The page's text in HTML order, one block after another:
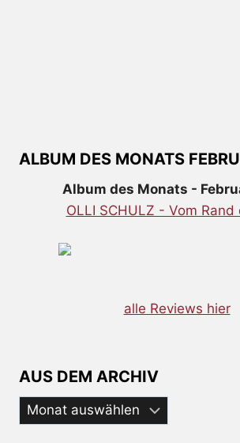
ALBUM DES MONATS
Album des Monats -
OLLI SCHULZ - Vom Rand
alle Reviews hier
AUS DEM ARCHIV
Aus
dem